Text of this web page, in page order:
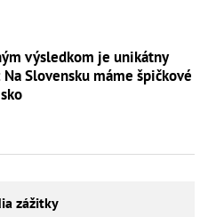
výsledkom je unikátny
Na Slovensku máme špičkové
zážitky